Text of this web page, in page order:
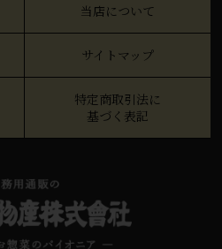
当店について
サイトマップ
特定商取引法に
基づく表記